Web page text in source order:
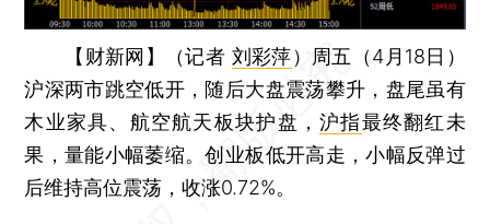
【财新网】（记者 刘彩萍） 周五（4月18日）
沪深两市跳空低开，随后大盘震荡攀升，盘尾虽有
木业家具、航空航天板块护盘，沪指最终翻红未
果，量能小幅萎缩。创业板低开高走，小幅反弹过
后维持高位震荡，收涨0.72%。